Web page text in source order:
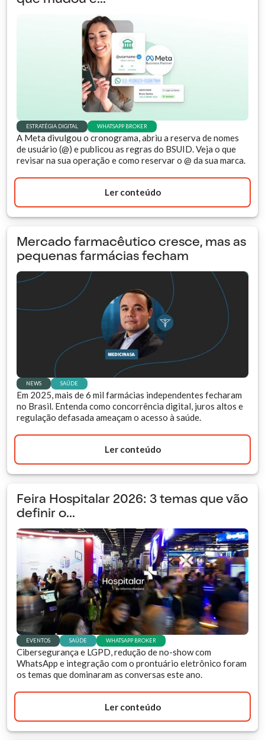
ESTRATÉGIA DIGITAL WHATSAPP BROKER
A Meta divulgou o cronograma, abriu a reserva de nomes
de usuário (@) e publicou as regras do BSUID. Veja o que
revisar na sua operação e como reservar o @ da sua marca.
Ler conteúdo
Mercado farmacêutico cresce, mas as
pequenas farmácias fecham
NEWS SAÚDE
Em 2025, mais de 6 mil farmácias independentes fecharam
no Brasil. Entenda como concorrência digital, juros altos e
regulação defasada ameaçam o acesso à saúde.
Ler conteúdo
Feira Hospitalar 2026: 3 temas que vão
definir o...
EVENTOS SAÚDE WHATSAPP BROKER
Cibersegurança e LGPD, redução de no-show com
WhatsApp e integração com o prontuário eletrônico foram
os temas que dominaram as conversas este ano.
Ler conteúdo